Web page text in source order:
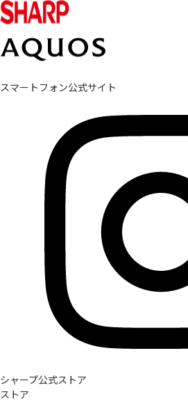
スマートフォン公式サイト
シャープ公式ストア
ストア